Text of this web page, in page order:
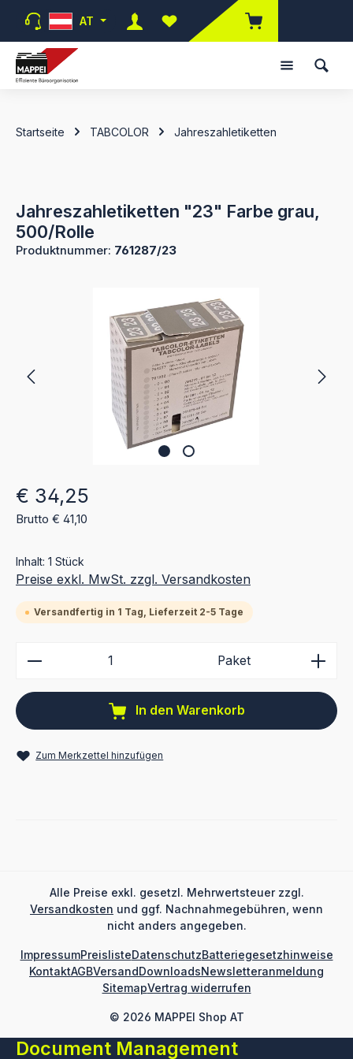
Zum Hauptinhalt springen
AT
Du hast 0 Produkte auf dem
Startseite TABCOLOR Jahreszahletiketten
Jahreszahletiketten "23" Farbe grau,
500/Rolle
Produktnummer: 761287/23
Regulärer Preis:
€ 34,25
Brutto € 41,10
Inhalt: 1 Stück
Preise exkl. MwSt. zzgl. Versandkosten
Versandfertig in 1 Tag, Lieferzeit 2-5 Tage
Produkt Anzahl: Gib den gewünschten Wert ein
Paket
In den Warenkorb
Zum Merkzettel hinzufügen
Alle Preise exkl. gesetzl. Mehrwertsteuer zzgl.
Versandkosten und ggf. Nachnahmegebühren, wenn
nicht anders angegeben.
© 2026 MAPPEI Shop AT
ImpressumPreislisteDatenschutzBatteriegesetzhinweise
KontaktAGBVersandDownloadsNewsletteranmeldung
SitemapVertrag widerrufen
Document Management